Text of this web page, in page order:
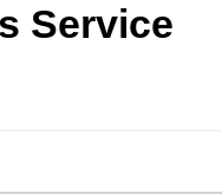
Service